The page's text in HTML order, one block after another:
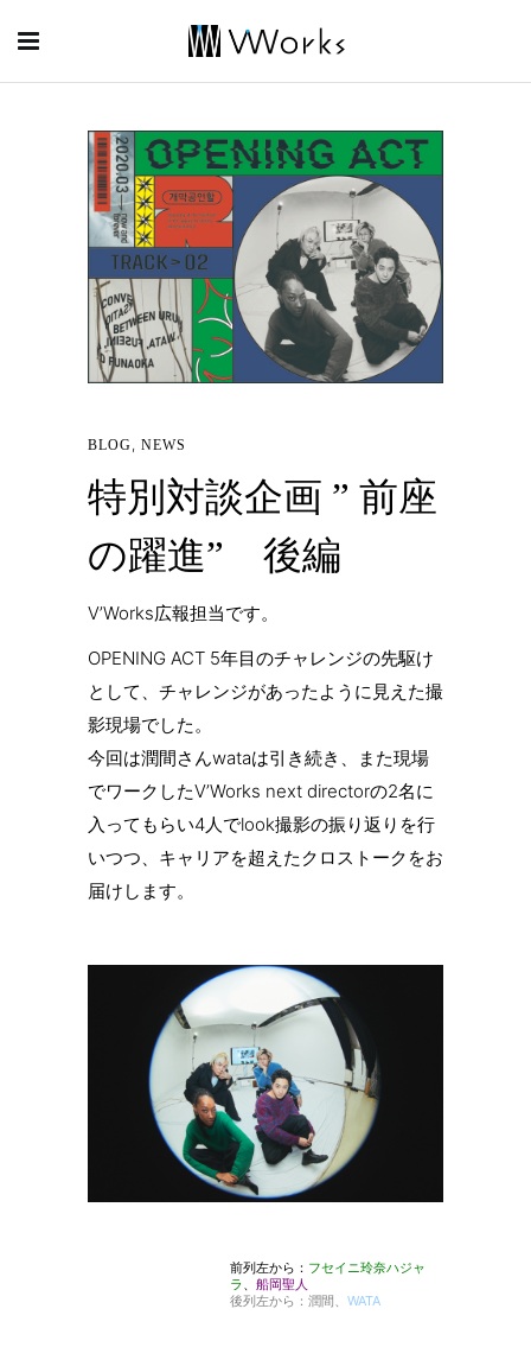
BLOG, NEWS
特別対談企画 ” 前座
の躍進” 後編
V’Works広報担当です。
OPENING ACT 5年目のチャレンジの先駆け
として、チャレンジがあったように見えた撮
影現場でした。
今回は潤間さんwataは引き続き、また現場
でワークしたV’Works next directorの2名に
入ってもらい4人でlook撮影の振り返りを行
いつつ、キャリアを超えたクロストークをお
届けします。
前列左から： フセイニ玲奈ハジャ
ラ 、 船岡聖人
後列左から：潤間、 WATA